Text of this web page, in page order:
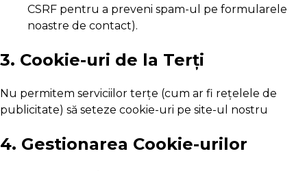
CSRF pentru a preveni spam-ul pe formularele
noastre de contact).
3. Cookie-uri de la Terți
Nu permitem serviciilor terțe (cum ar fi rețelele de
publicitate) să seteze cookie-uri pe site-ul nostru
4. Gestionarea Cookie-urilor